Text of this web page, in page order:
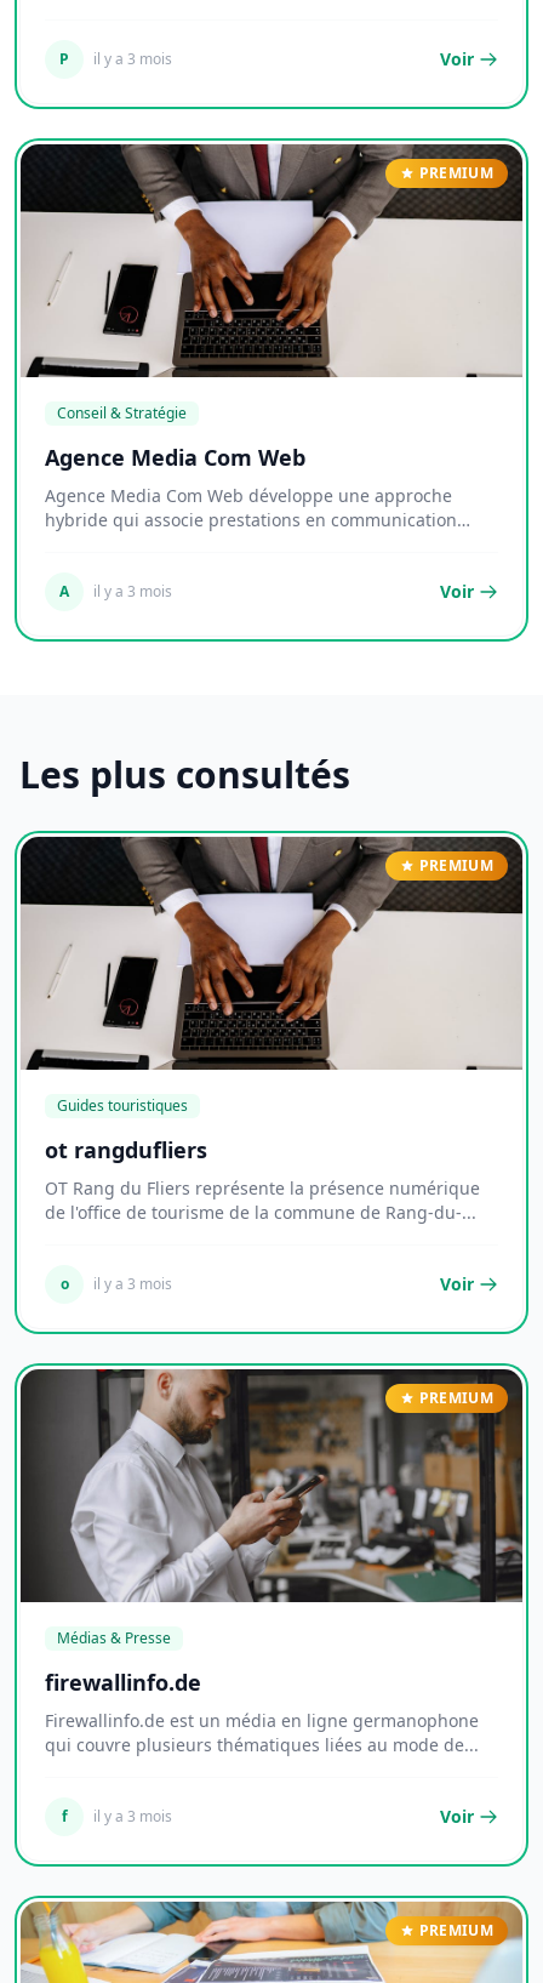
P il y a 3 mois Voir
PREMIUM
Conseil & Stratégie
Agence Media Com Web
Agence Media Com Web développe une approche
hybride qui associe prestations en communication
A il y a 3 mois Voir
Les plus consultés
PREMIUM
Guides touristiques
ot rangdufliers
OT Rang du Fliers représente la présence numérique
de l'office de tourisme de la commune de Rang-du-...
o il y a 3 mois Voir
PREMIUM
Médias & Presse
firewallinfo.de
Firewallinfo.de est un média en ligne germanophone
qui couvre plusieurs thématiques liées au mode de...
f il y a 3 mois Voir
PREMIUM